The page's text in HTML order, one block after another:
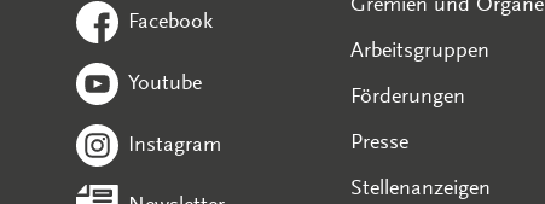
Facebook
Youtube
Instagram
Arbeitsgruppen
Förderungen
Presse
Stellenanzeigen